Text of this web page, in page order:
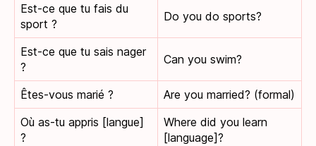
Est-ce que tu fais du
sport ?
Do you do sports?
Est-ce que tu sais nager
?
Can you swim?
Êtes-vous marié ?
Are you married? (formal)
Où as-tu appris [langue]
?
Where did you learn
[language]?